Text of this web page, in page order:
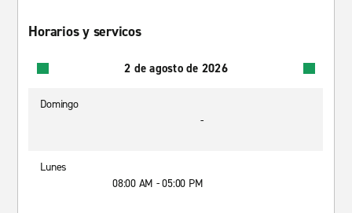
Horarios y servicos
2 de agosto de 2026
Domingo
-
Lunes
08:00 AM - 05:00 PM